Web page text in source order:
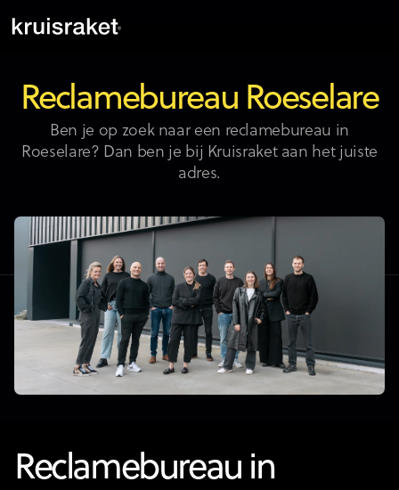
Reclamebureau Roeselare
Ben je op zoek naar een reclamebureau in
Roeselare? Dan ben je bij Kruisraket aan het juiste
adres.
Reclamebureau in